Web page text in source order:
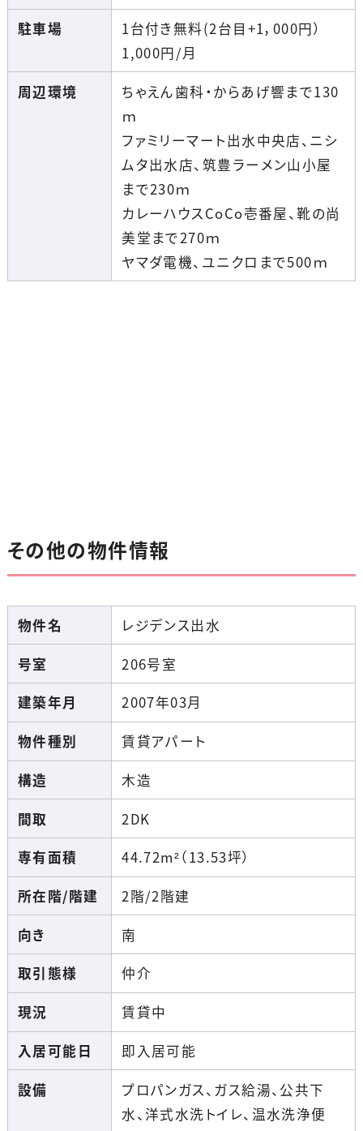
駐車場
1台付き無料(2台目+1，000円）
1,000円/月
周辺環境
ちゃえん歯科・からあげ響まで130
ｍ
ファミリーマート出水中央店、ニシ
ムタ出水店、筑豊ラーメン山小屋
まで230ｍ
カレーハウスCoCo壱番屋、靴の尚
美堂まで270ｍ
ヤマダ電機、ユニクロまで500ｍ
その他の物件情報
物件名
レジデンス出水
号室
206号室
建築年月
2007年03月
物件種別
賃貸アパート
構造
木造
間取
2DK
専有面積
44.72m²（13.53坪）
所在階/階建
2階/2階建
向き
南
取引態様
仲介
現況
賃貸中
入居可能日
即入居可能
設備
プロパンガス、ガス給湯、公共下
水、洋式水洗トイレ、温水洗浄便